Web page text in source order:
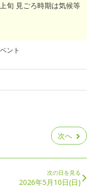
旬 見ごろ時期は気候等
ント
次へ
次の日を見る
2026年5月10日(日)